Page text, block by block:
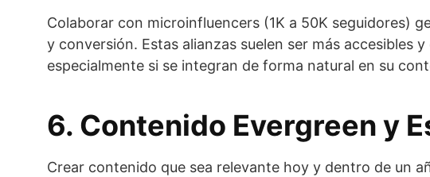
Colaborar con microinfluencers (1K a 50K seguidores)
y conversión. Estas alianzas suelen ser más accesibles
especialmente si se integran de forma natural en su
6. Contenido Evergreen y
Crear contenido que sea relevante hoy y dentro de un